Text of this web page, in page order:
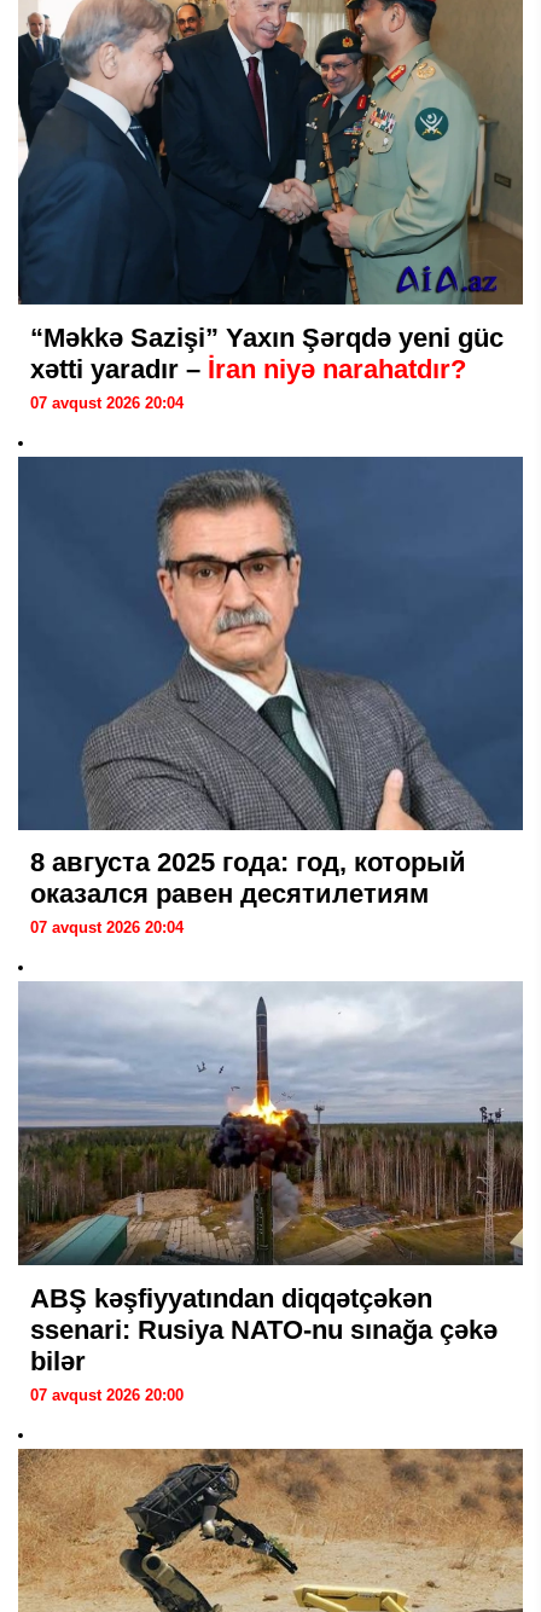
“Məkkə Sazişi” Yaxın Şərqdə yeni güc
xətti yaradır – İran niyə narahatdır?
07 avqust 2026 20:04
8 августа 2025 года: год, который
оказался равен десятилетиям
07 avqust 2026 20:04
ABŞ kəşfiyyatından diqqətçəkən
ssenari: Rusiya NATO-nu sınağa çəkə
bilər
07 avqust 2026 20:00